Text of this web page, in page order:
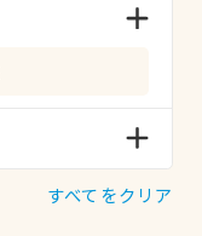
すべてをクリア